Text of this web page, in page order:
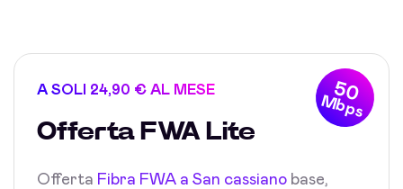
50
Mbps
A SOLI 24,90 € AL MESE
Offerta FWA Lite
Offerta Fibra FWA a San cassiano base,